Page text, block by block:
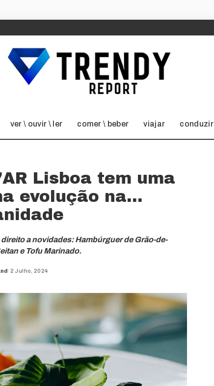
ver \ ouvir \ ler comer \ beber viajar conduzir
Lisboa tem uma
evolução na…
a novidades: Hambúrguer de Grão-de-
e Tofu Marinado.
2 Julho, 2024